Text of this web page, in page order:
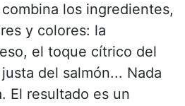
los ingredientes,
y colores: la
el toque cítrico del
del salmón... Nada
El resultado es un